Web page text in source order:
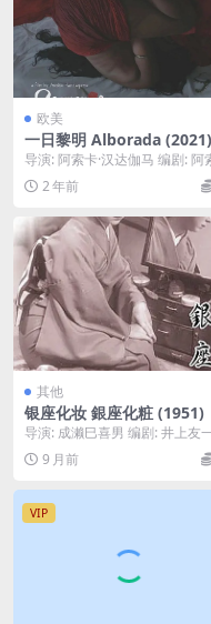
欧美
一日黎明 Alborada (2021)
导演: 阿索卡·汉达伽马 编剧: 阿
·汉达伽马 主演: Luis j Rom...
2 年前
其他
银座化妆 銀座化粧 (1951)
导演: 成濑巳喜男 编剧: 井上友
郎 / 岸松雄 主演: 田中绢代 / 花
兰...9 月前
VIP